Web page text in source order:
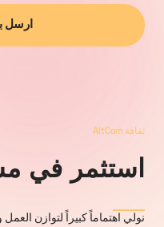
ارسل
ثقافة AltCom
استثمر في
نولي اهتماماً كبيراً لتوازن العمل